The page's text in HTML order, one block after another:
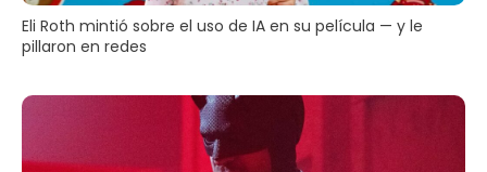
Eli Roth mintió sobre el uso de IA en su película — y le
pillaron en redes